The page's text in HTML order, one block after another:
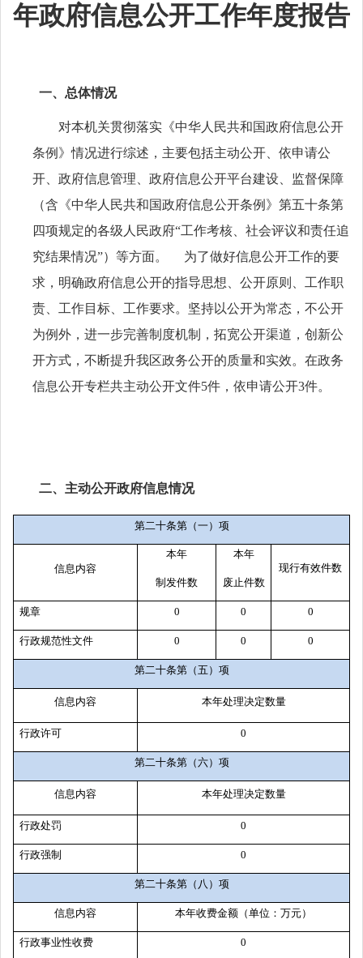
年政府信息公开工作年度报告
一、总体情况
对本机关贯彻落实《中华人民共和国政府信息公开
条例》情况进行综述，主要包括主动公开、依申请公
开、政府信息管理、政府信息公开平台建设、监督保障
（含《中华人民共和国政府信息公开条例》第五十条第
四项规定的各级人民政府“工作考核、社会评议和责任追
究结果情况”）等方面。 为了做好信息公开工作的要
求，明确政府信息公开的指导思想、公开原则、工作职
责、工作目标、工作要求。坚持以公开为常态，不公开
为例外，进一步完善制度机制，拓宽公开渠道，创新公
开方式，不断提升我区政务公开的质量和实效。在政务
信息公开专栏共主动公开文件5件，依申请公开3件。
二、主动公开政府信息情况
第二十条第（一）项
信息内容
本年
制 发件数
本年
废止件数
现行有效件数
规章 0 0 0
行政规范性文件 0 0 0
第二十条第（五）项
信息内容 本年处理决定数量
行政许可 0
第二十条第（六）项
信息内容 本年处理决定数量
行政处罚 0
行政强制 0
第二十条第（八）项
信息内容 本年收费金额（单位：万元）
行政事业性收费 0